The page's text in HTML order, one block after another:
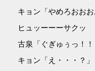
キョン「やめろおおお
ヒュッーーーサクッ
古泉「ぐぎゅぅっ！！
キョン「え・・・？」